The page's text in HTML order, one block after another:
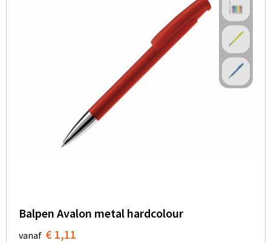
Balpen Avalon metal hardcolour
vanaf € 1,11